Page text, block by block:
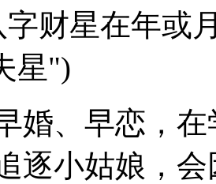
星在年或月
星")
、早恋，在
逐小姑娘，